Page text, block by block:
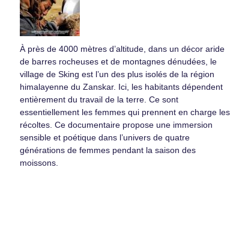
À près de 4000 mètres d’altitude, dans un décor aride
de barres rocheuses et de montagnes dénudées, le
village de Sking est l’un des plus isolés de la région
himalayenne du Zanskar. Ici, les habitants dépendent
entièrement du travail de la terre. Ce sont
essentiellement les femmes qui prennent en charge les
récoltes. Ce documentaire propose une immersion
sensible et poétique dans l’univers de quatre
générations de femmes pendant la saison des
moissons.